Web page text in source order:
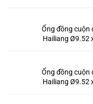
Ống đồng cuộn
Hailiang Ø9.52
Ống đồng cuộn
Hailiang Ø9.52